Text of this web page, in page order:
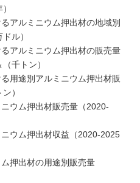
アルミニウム押出材の地域別
ル）
アルミニウム押出材の販売量
千トン）
用途別アルミニウム押出材販
）
ウム押出材販売量（2020-
ウム押出材収益（2020-2025
押出材の用途別販売量